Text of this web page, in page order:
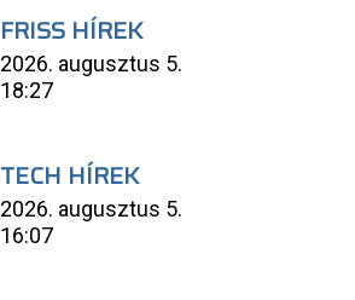
FRISS HÍREK
2026. augusztus 5.
18:27
TECH HÍREK
2026. augusztus 5.
16:07